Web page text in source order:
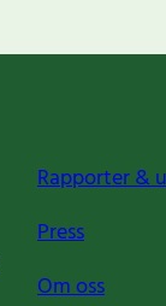
Rapporter &
Press
Om oss